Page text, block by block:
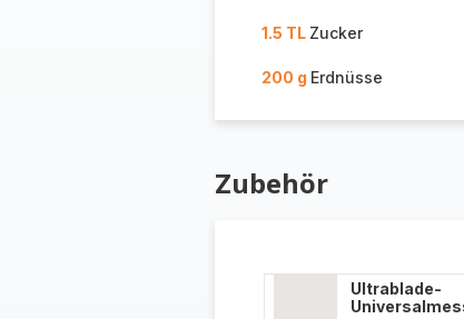
1.5 TL Zucker
200 g Erdnüsse
Zubehör
Ultrablade-